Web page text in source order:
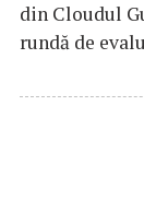
din Cloudul
rundă de